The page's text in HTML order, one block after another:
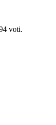
voti.